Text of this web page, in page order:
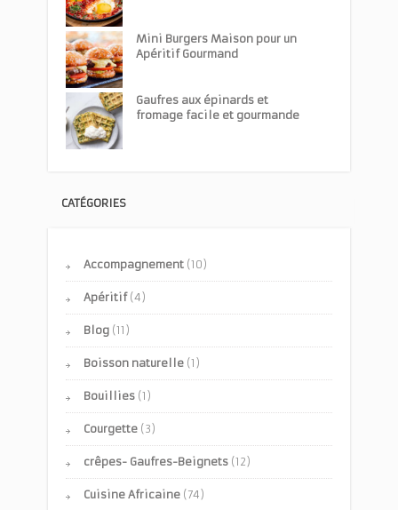
Mini Burgers Maison pour un
Apéritif Gourmand
Gaufres aux épinards et
fromage facile et gourmande
CATÉGORIES
Accompagnement (10)
Apéritif(4)
Blog (11)
Boisson naturelle (1)
Bouillies (1)
Courgette (3)
crêpes- Gaufres-Beignets (12)
Cuisine Africaine (74)